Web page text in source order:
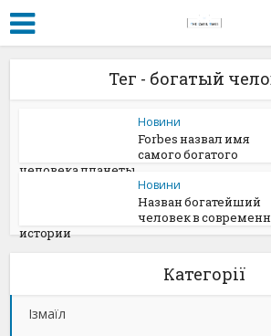
Тег - богатый
Новини
Forbes назвал имя
самого богатого
человека планеты
Новини
Назван богатейший
человек в
истории
Категорії
Ізмаїл